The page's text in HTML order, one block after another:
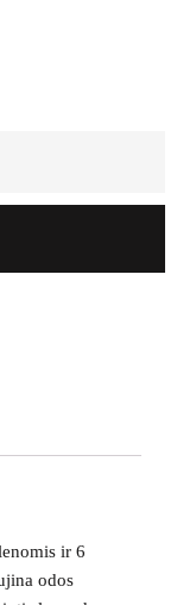
ir 6
odos